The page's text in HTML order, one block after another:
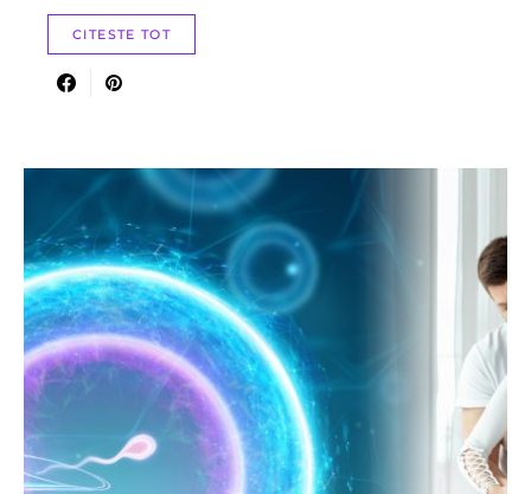
CITESTE TOT